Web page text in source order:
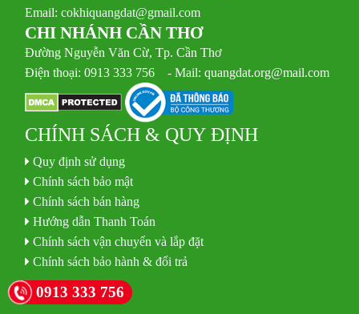
Email:cokhiquangdat@gmail.com
CHI NHÁNH CẦN THƠ
Đường Nguyễn Văn Cừ, Tp. Cần Thơ
Điện thoại: 0913 333 756 - Mail: quangdat.org@mail.com
CHÍNH SÁCH & QUY ĐỊNH
Quy định sử dụng
Chính sách bảo mật
Chính sách bán hàng
Hướng dẫn Thanh Toán
Chính sách vận chuyển và lắp đặt
Chính sách bảo hành & đổi trả
0913 333 756